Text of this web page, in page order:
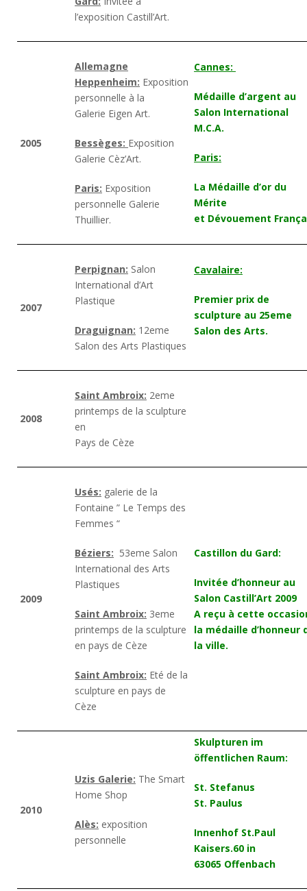
l’exposition Castill’Art.
2005
Allemagne
Heppenheim: Exposition
personnelle à la
Galerie Eigen Art.
Bessèges: Exposition
Galerie Cèz’Art.
Paris: Exposition
personnelle Galerie
Thuillier.
Cannes:
Médaille d’argent au
Salon International
M.C.A.
Paris:
La Médaille d’or du
Mérite
et Dévouement
2007
Perpignan: Salon
International d’Art
Plastique
Draguignan: 12eme
Salon des Arts Plastiques
Cavalaire:
Premier prix de
sculpture au 25eme
Salon des Arts.
2008
Saint Ambroix: 2eme
printemps de la sculpture
en
Pays de Cèze
2009
Usés: galerie de la
Fontaine ” Le Temps des
Femmes “
Béziers: 53eme Salon
International des Arts
Plastiques
Saint Ambroix: 3eme
printemps de la sculpture
en pays de Cèze
Saint Ambroix: Eté de la
sculpture en pays de
Cèze
Castillon du Gard:
Invitée d’honneur au
Salon Castill’Art 2009
A reçu à cette
la médaille d’honneur
la ville.
2010
Uzis Galerie: The Smart
Home Shop
Alès: exposition
personnelle
Skulpturen im
öffentlichen Raum:
St. Stefanus
St. Paulus
Innenhof St.Paul
Kaisers.60 in
63065 Offenbach